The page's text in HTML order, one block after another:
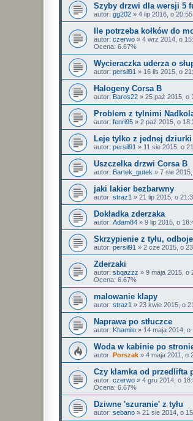
Szyby drzwi dla wersji 5
autor: gg202 » 4 lip 2016, o 20:55
Ile potrzeba kołków do
autor: czerwo » 4 wrz 2014, o
Ocena: 6.67%
Wycieraczka uderza o
autor: persil91 » 16 lis 2015, o
Halogeny Corsa B
autor: Baros22 » 25 paź 2015, o
Problem z tylnimi
autor: fenri95 » 2 paź 2015, o
Leje tylko z jednej
autor: persil91 » 11 sie 2015, o
Uszczelka drzwi Corsa B
autor: Bartek_gutek » 7 sie
jaki lakier bezbarwny
autor: straz1 » 21 lip 2015, o
Dokładka zderzaka
autor: Adam84 » 9 lip 2015, o
Skrzypienie z tyłu,
autor: persil91 » 2 cze 2015, o
Zderzaki
autor: sbqazzz » 9 maja 2015, o
Ocena: 6.67%
malowanie klapy
autor: straz1 » 23 kwie 2015, o
Naprawa po stłuczce
autor: Khamilo » 14 maja 2014, o
Woda w kabinie po
autor: Porszak » 4 maja 2011, o
Czy klamka od przedlifta
autor: czerwo » 4 gru 2014, o
Ocena: 6.67%
Dziwne 'szuranie' z tyłu
autor: sebano » 21 sie 2014, o